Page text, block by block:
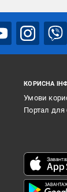
КОРИСНА
Умови
Портал для